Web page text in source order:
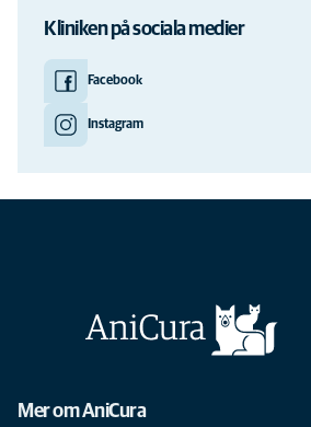
Kliniken på sociala medier
Facebook
Instagram
Mer om AniCura